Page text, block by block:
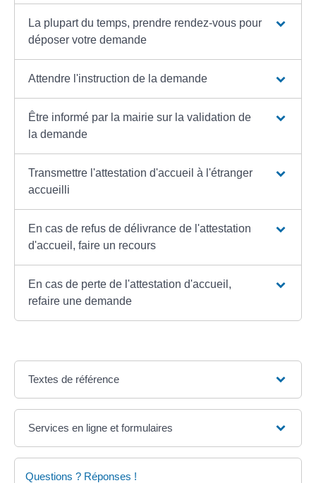
La plupart du temps, prendre rendez-vous pour
déposer votre demande
Attendre l'instruction de la demande
Être informé par la mairie sur la validation de
la demande
Transmettre l'attestation d'accueil à l'étranger
accueilli
En cas de refus de délivrance de l'attestation
d'accueil, faire un recours
En cas de perte de l'attestation d'accueil,
refaire une demande
Textes de référence
Services en ligne et formulaires
Questions ? Réponses !